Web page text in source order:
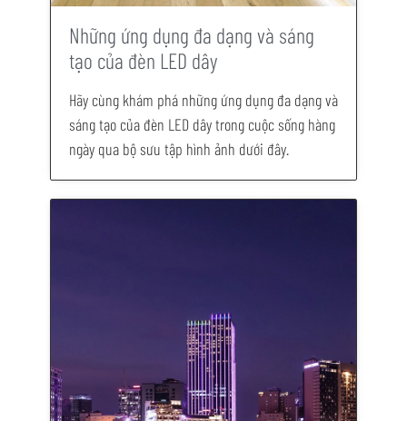
Những ứng dụng đa dạng và sáng
tạo của đèn LED dây
Hãy cùng khám phá những ứng dụng đa dạng và
sáng tạo của đèn LED dây trong cuộc sống hàng
ngày qua bộ sưu tập hình ảnh dưới đây.